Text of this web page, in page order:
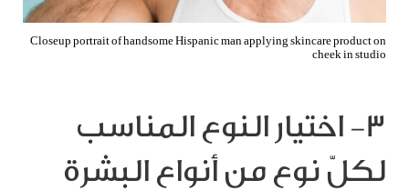
Closeup portrait of handsome Hispanic man applying skincare product on
cheek in studio
٣- اختيار النوع المناسب
لكلّ نوع من أنواع البشرة